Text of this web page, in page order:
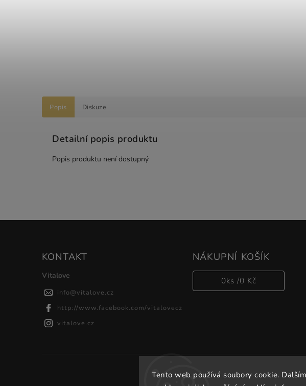
Tento web používá soubory cookie.
Popis Diskuze
Detailní popis produktu
Popis produktu není dostupný
KONTAKT
Vitalove
info@vitalove.cz
http://www.facebook.com/vitalovecz
vitalove.cz
NÁKUPNÍ KOŠÍK
0ks /0 Kč
Copyright 2026